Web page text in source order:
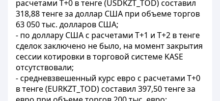
расчетами T+0 в тенге (USDKZT_TOD) составил
318,88 тенге за доллар США при объеме торгов
63 050 тыс. долларов США;
- по доллару США с расчетами Т+1 и T+2 в тенге
сделок заключено не было, на момент закрытия
сессии котировки в торговой системе KASE
отсутствовали;
- средневзвешенный курс евро с расчетами T+0
в тенге (EURKZT_TOD) составил 397,50 тенге за